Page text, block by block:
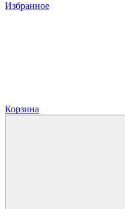
Избранное
Корзина